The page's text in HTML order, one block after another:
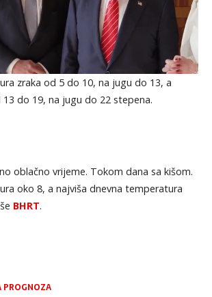
zraka od 5 do 10, na jugu do 13, a
do 19, na jugu do 22 stepena.
oblačno vrijeme. Tokom dana sa kišom.
oko 8, a najviša dnevna temperatura
BHRT.
PROGNOZA